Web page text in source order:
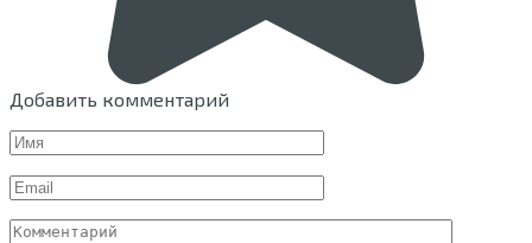
Добавить комментарий
Имя
Email
Комментарий